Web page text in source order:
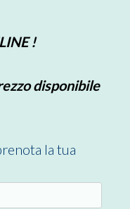
!
disponibile
la tua